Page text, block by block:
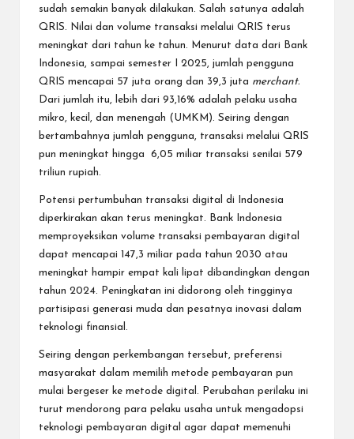
sudah semakin banyak dilakukan. Salah satunya adalah
QRIS. Nilai dan volume transaksi melalui QRIS terus
meningkat dari tahun ke tahun. Menurut data dari
Bank
Indonesia, sampai semester I 2025, jumlah pengguna
QRIS mencapai 57 juta orang dan 39,3 juta merchant.
Dari jumlah itu, lebih dari 93,16% adalah pelaku usaha
mikro, kecil, dan menengah (UMKM). Seiring dengan
bertambahnya jumlah pengguna, transaksi melalui QRIS
pun meningkat hingga 6,05 miliar transaksi senilai 579
triliun rupiah.
Potensi pertumbuhan transaksi digital di Indonesia
diperkirakan akan terus meningkat. Bank Indonesia
memproyeksikan volume transaksi pembayaran digital
dapat mencapai 147,3 miliar pada tahun 2030 atau
meningkat hampir empat kali lipat dibandingkan dengan
tahun 2024. Peningkatan ini didorong oleh tingginya
partisipasi generasi muda dan pesatnya inovasi dalam
teknologi finansial.
Seiring dengan perkembangan tersebut, preferensi
masyarakat dalam memilih metode pembayaran pun
mulai bergeser ke metode digital. Perubahan perilaku ini
turut mendorong para pelaku usaha untuk mengadopsi
teknologi pembayaran digital agar dapat memenuhi